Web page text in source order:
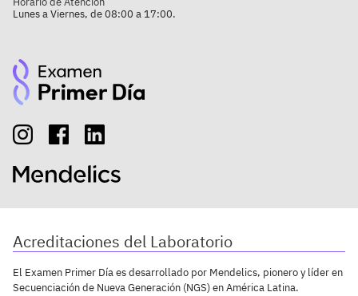
Lunes a Viernes, de 08:00 a 17:00.
Acreditaciones del Laboratorio
El Examen Primer Día es desarrollado por Mendelics, pionero y líder en
Secuenciación de Nueva Generación (NGS) en América Latina.